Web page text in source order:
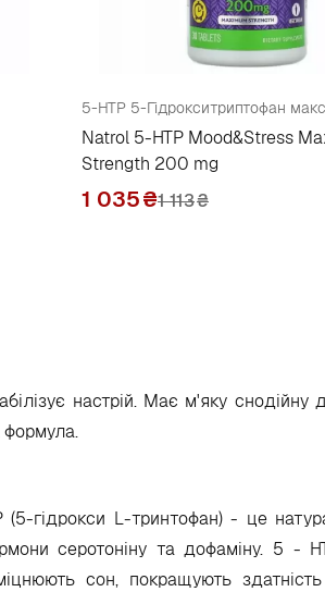
Natrol 5-HTP Mood&Stress
Strength 200 mg
1 035₴1 113₴
настрій. Має м'яку снодійну
формула.
гідрокси L-тринтофан) - це
серотоніну та дофаміну. 5 -
сон, покращують